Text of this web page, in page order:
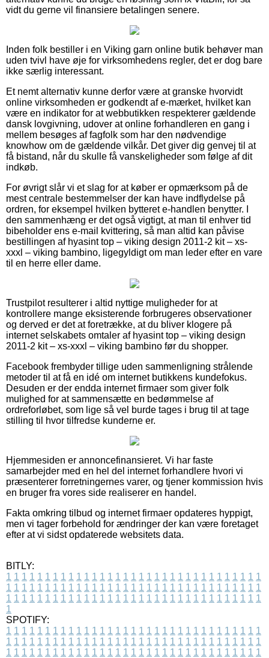
vidt du gerne vil finansiere betalingen senere.
Inden folk bestiller i en Viking garn online butik behøver man
uden tvivl have øje for virksomhedens regler, det er dog bare
ikke særlig interessant.
Et nemt alternativ kunne derfor være at granske hvorvidt
online virksomheden er godkendt af e-mærket, hvilket kan
være en indikator for at webbutikken respekterer gældende
dansk lovgivning, udover at online forhandleren en gang i
mellem besøges af fagfolk som har den nødvendige
knowhow om de gældende vilkår. Det giver dig genvej til at
få bistand, når du skulle få vanskeligheder som følge af dit
indkøb.
For øvrigt slår vi et slag for at køber er opmærksom på de
mest centrale bestemmelser der kan have indflydelse på
ordren, for eksempel hvilken bytteret e-handlen benytter. I
den sammenhæng er det også vigtigt, at man til enhver tid
bibeholder ens e-mail kvittering, så man altid kan påvise
bestillingen af hyasint top – viking design 2011-2 kit – xs-
xxxl – viking bambino, ligegyldigt om man leder efter en vare
til en herre eller dame.
Trustpilot resulterer i altid nyttige muligheder for at
kontrollere mange eksisterende forbrugeres observationer
og derved er det at foretrække, at du bliver klogere på
internet selskabets omtaler af hyasint top – viking design
2011-2 kit – xs-xxxl – viking bambino før du shopper.
Facebook frembyder tillige uden sammenligning strålende
metoder til at få en idé om internet butikkens kundefokus.
Desuden er der endda internet firmaer som giver folk
mulighed for at sammensætte en bedømmelse af
ordreforløbet, som lige så vel burde tages i brug til at tage
stilling til hvor tilfredse kunderne er.
Hjemmesiden er annoncefinansieret. Vi har faste
samarbejder med en hel del internet forhandlere hvori vi
præsenterer forretningernes varer, og tjener kommission hvis
en bruger fra vores side realiserer en handel.
Fakta omkring tilbud og internet firmaer opdateres hyppigt,
men vi tager forbehold for ændringer der kan være foretaget
efter at vi sidst opdaterede websitets data.
BITLY:
1 1 1 1 1 1 1 1 1 1 1 1 1 1 1 1 1 1 1 1 1 1 1 1 1 1 1 1 1 1 1 1 1
1 1 1 1 1 1 1 1 1 1 1 1 1 1 1 1 1 1 1 1 1 1 1 1 1 1 1 1 1 1 1 1 1
1 1 1 1 1 1 1 1 1 1 1 1 1 1 1 1 1 1 1 1 1 1 1 1 1 1 1 1 1 1 1 1 1
1
SPOTIFY:
1 1 1 1 1 1 1 1 1 1 1 1 1 1 1 1 1 1 1 1 1 1 1 1 1 1 1 1 1 1 1 1 1
1 1 1 1 1 1 1 1 1 1 1 1 1 1 1 1 1 1 1 1 1 1 1 1 1 1 1 1 1 1 1 1 1
1 1 1 1 1 1 1 1 1 1 1 1 1 1 1 1 1 1 1 1 1 1 1 1 1 1 1 1 1 1 1 1 1